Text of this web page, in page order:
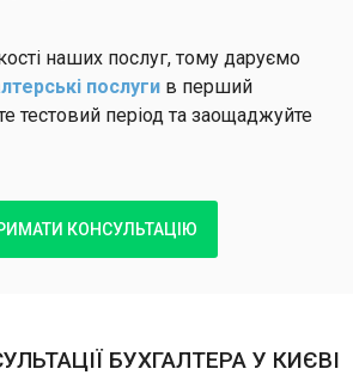
наших послуг, тому даруємо
послуги в перший
тестовий період та заощаджуйте
КОНСУЛЬТАЦІЮ
БУХГАЛТЕРА У КИЄВІ